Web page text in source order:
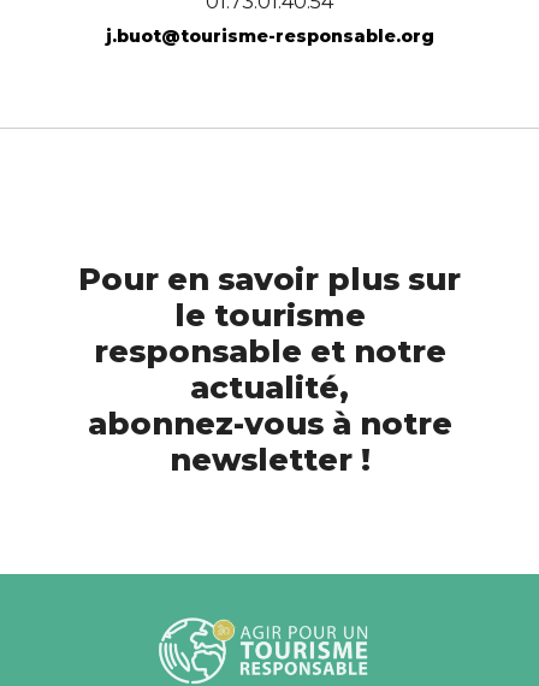
j.buot@tourisme-responsable.org
Pour en savoir plus sur
le tourisme
responsable et notre
actualité,
abonnez-vous à notre
newsletter !